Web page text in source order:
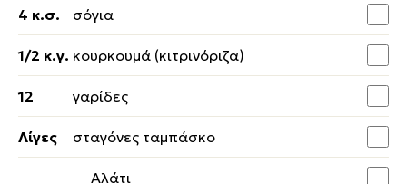
4 κ.σ. σόγια
1/2 κ.γ. κουρκουμά (κιτρινόριζα)
12 γαρίδες
Λίγες σταγόνες ταμπάσκο
Αλάτι